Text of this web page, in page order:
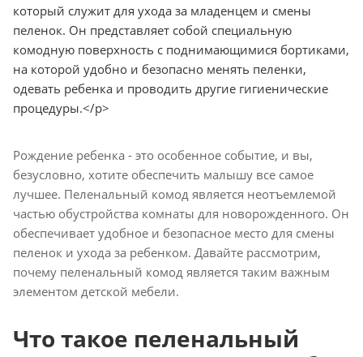
который служит для ухода за младенцем и смены
пеленок. Он представляет собой специальную
комодную поверхность с поднимающимися бортиками,
на которой удобно и безопасно менять пеленки,
одевать ребенка и проводить другие гигиенические
процедуры.</p>
Рождение ребенка - это особенное событие, и вы,
безусловно, хотите обеспечить малышу все самое
лучшее. Пеленальный комод является неотъемлемой
частью обустройства комнаты для новорожденного. Он
обеспечивает удобное и безопасное место для смены
пеленок и ухода за ребенком. Давайте рассмотрим,
почему пеленальный комод является таким важным
элементом детской мебели.
Что такое пеленальный